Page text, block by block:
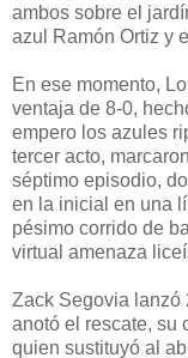
ambos sobre el
azul Ramón Ortiz y
En ese momento,
ventaja de 8-0,
empero los azules
tercer acto,
séptimo episodio,
en la inicial en una
pésimo corrido de
virtual amenaza
Zack Segovia lanzó
anotó el rescate, su
quien sustituyó al